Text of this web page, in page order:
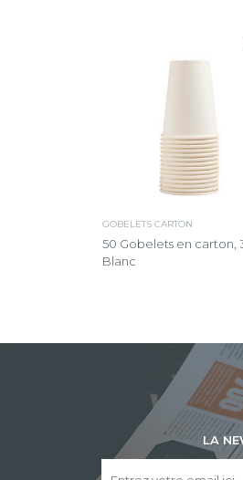
GOBELETS CARTON
50 Gobelets en carton,
Blanc
LA